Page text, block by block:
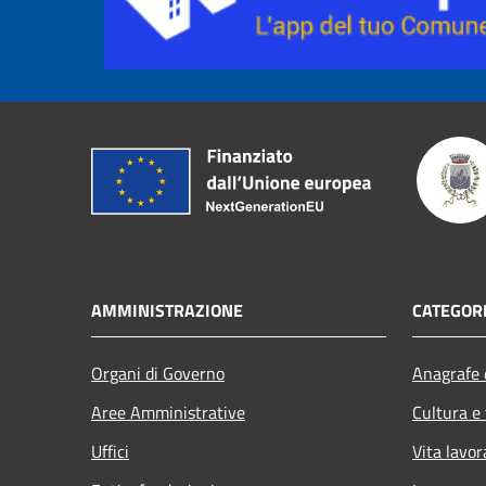
AMMINISTRAZIONE
Organi di Governo
Aree Amministrative
Uffici
Cultura
Vita